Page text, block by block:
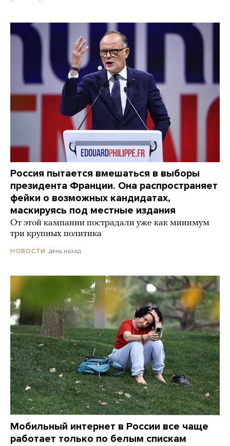
Россия пытается вмешаться в выборы
президента Франции. Она распространяет
фейки о возможных кандидатах,
маскируясь под местные издания
От этой кампании пострадали уже как минимум
три крупных политика
НОВОСТИ день назад
Мобильный интернет в России все чаще
работает только по белым спискам